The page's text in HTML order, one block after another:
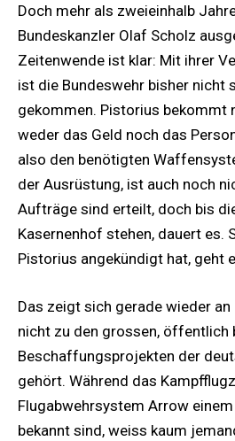
Doch mehr als zweieinhalb
Bundeskanzler Olaf Scholz
Zeitenwende ist klar: Mit ihrer
ist die Bundeswehr bisher nicht
gekommen. Pistorius bekommt
weder das Geld noch das
also den benötigten
der Ausrüstung, ist auch noch
Aufträge sind erteilt, doch bis
Kasernenhof stehen, dauert es.
Pistorius angekündigt hat, geht
Das zeigt sich gerade wieder an
nicht zu den grossen, öffentlich
Beschaffungsprojekten der
gehört. Während das
Flugabwehrsystem Arrow
bekannt sind, weiss kaum